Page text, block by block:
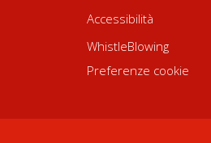
Accessibilità
WhistleBlowing
Preferenze cookie